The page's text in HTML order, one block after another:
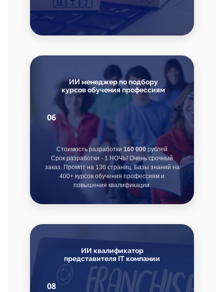
ИИ менеджер по подбору
курсов обучения профессиям
06
Стоимость разработки 160 000 рублей
Срок разработки - 1 НОЧЬ! Очень срочный
заказ. Промпт на 136 страниц. Базы знаний на
400+ курсов обучения профессиям и
повышения квалификации.
ИИ квалификатор
представителя IT компании
08